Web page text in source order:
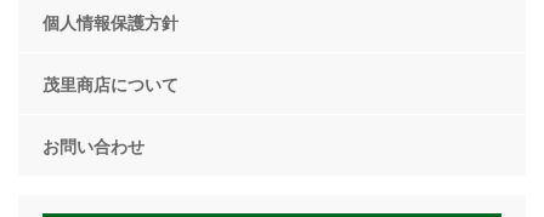
個人情報保護方針
茂里商店について
お問い合わせ